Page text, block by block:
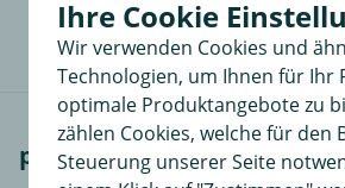
Informationen beim
passende Fahrzeuge
Ihre Cookie
Wir verwenden Cookies und
Technologien, um Ihnen für Ihr
optimale Produktangebote zu
zählen Cookies, welche für den
Steuerung unserer Seite